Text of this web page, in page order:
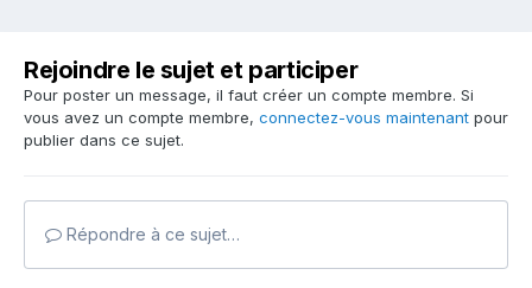
Rejoindre le sujet et participer
Pour poster un message, il faut créer un compte membre. Si
vous avez un compte membre, connectez-vous maintenant pour
publier dans ce sujet.
Répondre à ce sujet…